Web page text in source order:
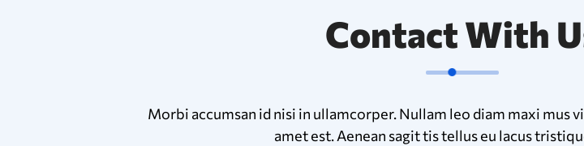
Contact With
Morbi accumsan id nisi in ullamcorper. Nullam leo diam maxi mus
amet est. Aenean sagit tis tellus eu lacus